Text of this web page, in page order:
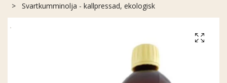
Svartkumminolja - kallpressad, ekologisk